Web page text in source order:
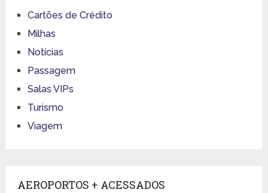
Cartões de Crédito
Milhas
Notícias
Passagem
Salas VIPs
Turismo
Viagem
AEROPORTOS + ACESSADOS